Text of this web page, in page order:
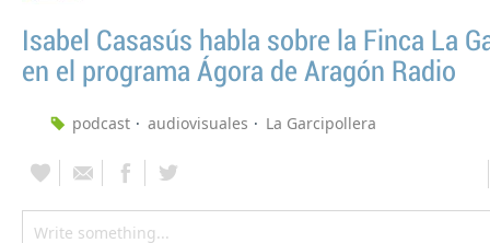
Isabel Casasús habla sobre la Finca La
en el programa Ágora de Aragón Radio
podcast audiovisuales La Garcipollera